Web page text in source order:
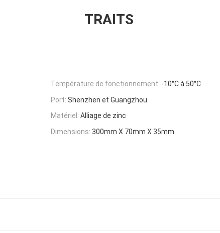
TRAITS
Température de fonctionnement: -10°C à 50°C
Port: Shenzhen et Guangzhou
Matériel: Alliage de zinc
Dimensions: 300mm X 70mm X 35mm